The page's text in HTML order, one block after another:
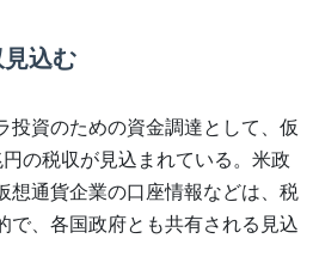
込む
投資のための資金調達として、仮
の税収が見込まれている。米政
想通貨企業の口座情報などは、税
で、各国政府とも共有される見込